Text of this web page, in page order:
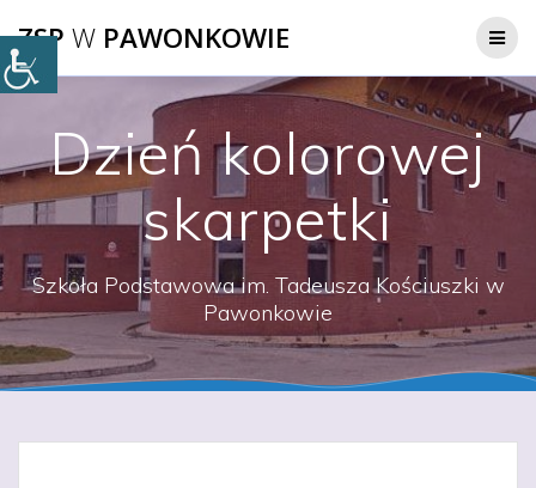
do
ZSP W PAWONKOWIE
Dzień kolorowej
skarpetki
Szkoła Podstawowa im. Tadeusza Kościuszki w
Pawonkowie